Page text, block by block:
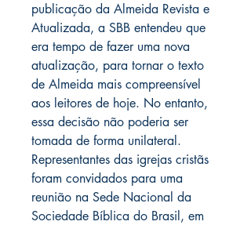
publicação da Almeida Revista e
Atualizada, a SBB entendeu que
era tempo de fazer uma nova
atualização, para tornar o texto
de Almeida mais compreensível
aos leitores de hoje. No entanto,
essa decisão não poderia ser
tomada de forma unilateral.
Representantes das igrejas cristãs
foram convidados para uma
reunião na Sede Nacional da
Sociedade Bíblica do Brasil, em